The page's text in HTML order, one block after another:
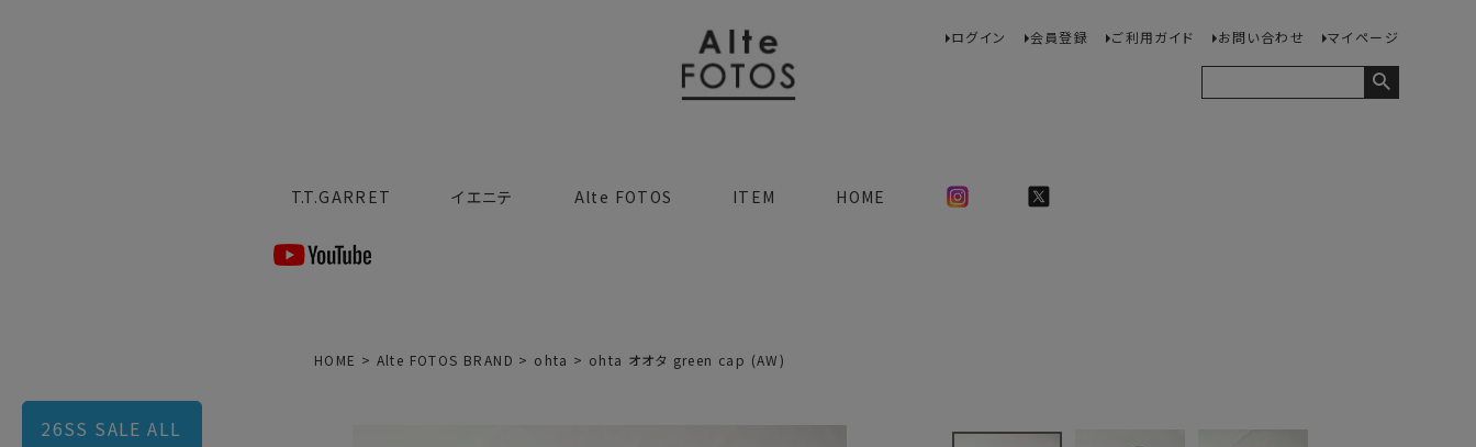
ログイン 会員登録 ご利用ガイド お問い合わせ マイページ
T.T.GARRET イエニテ Alte FOTOS ITEM HOME
26SS SALE ALL
HOME Alte FOTOS BRAND ohta ohta オオタ green cap (AW)